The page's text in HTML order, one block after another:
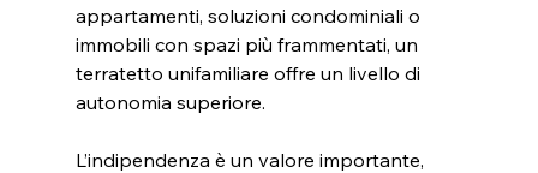
appartamenti, soluzioni condominiali o
immobili con spazi più frammentati, un
terratetto unifamiliare offre un livello di
autonomia superiore.
L’indipendenza è un valore importante,